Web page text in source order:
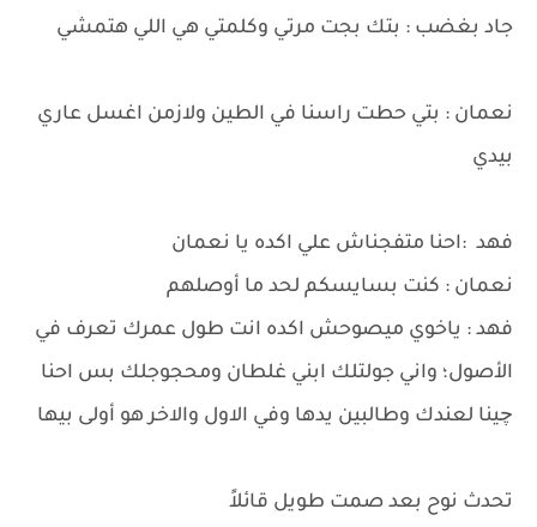
جاد بغضب : بتك بجت مرتي وكلمتي هي اللي هتمشي
نعمان : بتي حطت راسنا في الطين ولازمن اغسل عاري
بيدي
فهد :احنا متفجناش علي اكده يا نعمان
نعمان : كنت بسايسكم لحد ما أوصلهم
فهد : ياخوي ميصوحش اكده انت طول عمرك تعرف في
الأصول؛ واني جولتلك ابني غلطان ومحجوجلك بس احنا
چينا لعندك وطالبين يدها وفي الاول والاخر هو أولى بيها
تحدث نوح بعد صمت طويل قائلاً